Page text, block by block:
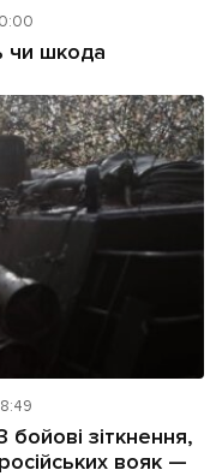
чи шкода
зіткнення,
вояк —